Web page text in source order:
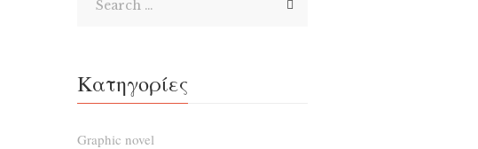
Κατηγορίες
Graphic novel